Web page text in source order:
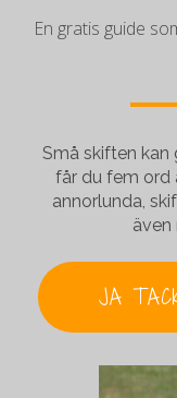
En gratis guide
Små skiften kan
får du fem ord
annorlunda,
även
JA